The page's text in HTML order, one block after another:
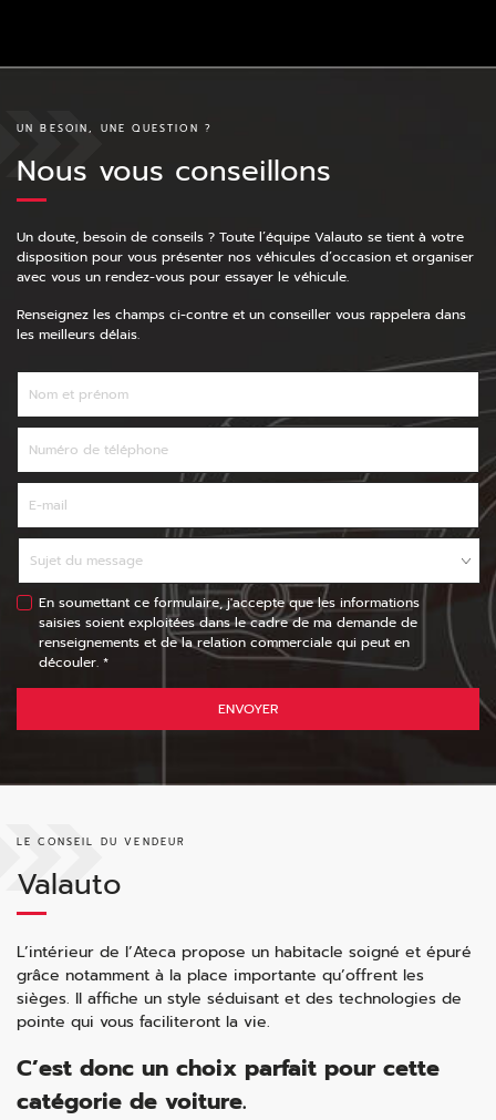
UN BESOIN, UNE QUESTION ?
Nous vous conseillons
Un doute, besoin de conseils ? Toute l’équipe Valauto se tient à votre
disposition pour vous présenter nos véhicules d’occasion et organiser
avec vous un rendez-vous pour essayer le véhicule.
Renseignez les champs ci-contre et un conseiller vous rappelera dans
les meilleurs délais.
En soumettant ce formulaire, j'accepte que les informations
saisies soient exploitées dans le cadre de ma demande de
renseignements et de la relation commerciale qui peut en
découler. *
ENVOYER
LE CONSEIL DU VENDEUR
Valauto
L’intérieur de l’Ateca propose un habitacle soigné et épuré
grâce notamment à la place importante qu’offrent les
sièges. Il affiche un style séduisant et des technologies de
pointe qui vous faciliteront la vie.
C’est donc un choix parfait pour cette
catégorie de voiture.